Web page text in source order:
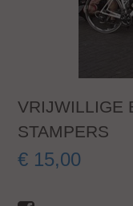
VRIJWILLIGE
STAMPERS
€ 15,00